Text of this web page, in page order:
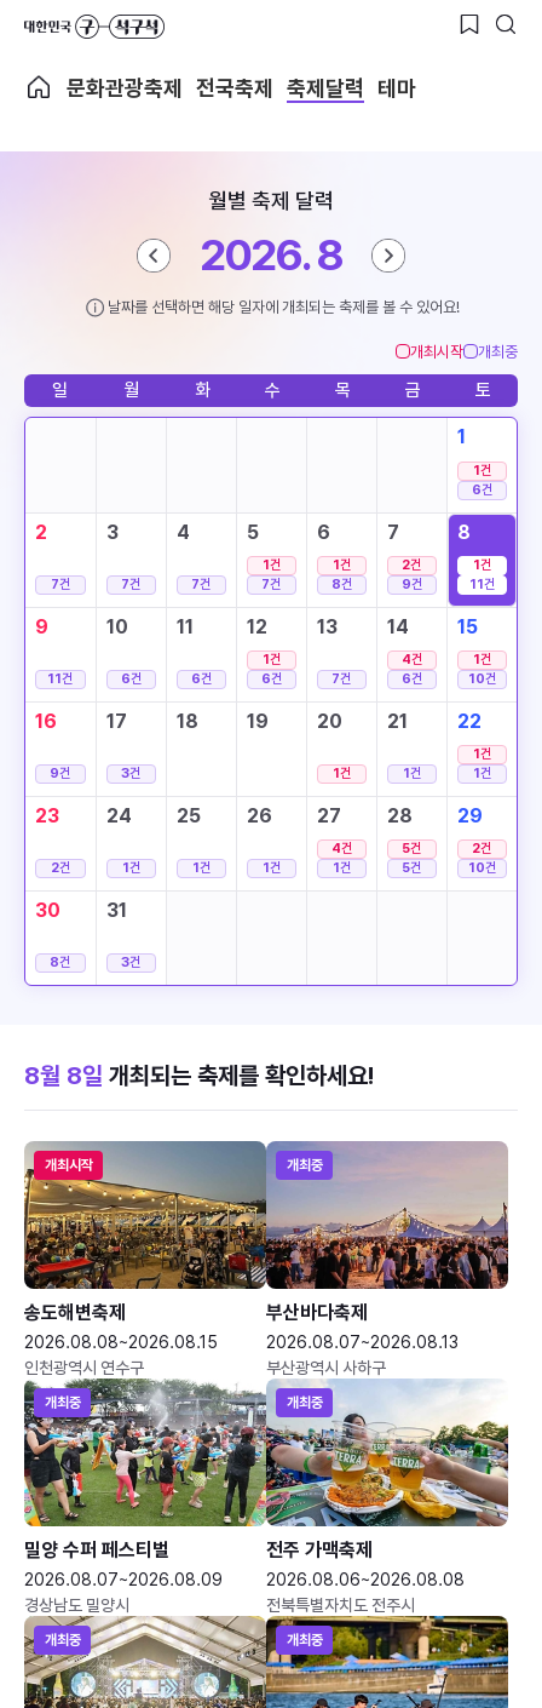
문화관광축제 전국축제 축제달력 테마
월별 축제 달력
2026. 8
날짜를 선택하면 해당 일자에 개최되는 축제를 볼 수 있어요!
개최시작 개최중
일 월 화 수 목 금 토
1
1건
6건
2
7건
3
7건
4
7건
5
1건
7건
6
1건
8건
7
2건
9건
8
1건
11건
9
11건
10
6건
11
6건
12
1건
6건
13
7건
14
4건
6건
15
1건
10건
16
9건
17
3건
18 19 20
1건
21
1건
22
1건
1건
23
2건
24
1건
25
1건
26
1건
27
4건
1건
28
5건
5건
29
2건
10건
30
8건
31
3건
8월 8일 개최되는 축제를 확인하세요!
개최시작
송도해변축제
2026.08.08~2026.08.15
인천광역시 연수구
개최중
부산바다축제
2026.08.07~2026.08.13
부산광역시 사하구
개최중
밀양 수퍼 페스티벌
2026.08.07~2026.08.09
경상남도 밀양시
개최중
전주 가맥축제
2026.08.06~2026.08.08
전북특별자치도 전주시
개최중 개최중